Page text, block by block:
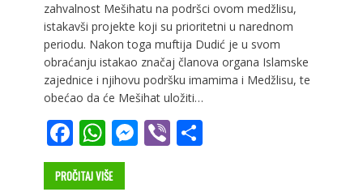
zahvalnost Mešihatu na podršci ovom medžlisu,
istakavši projekte koji su prioritetni u narednom
periodu. Nakon toga muftija Dudić je u svom
obraćanju istakao značaj članova organa Islamske
zajednice i njihovu podršku imamima i Medžlisu, te
obećao da će Mešihat uložiti…
F
ac
e
W
h
at
M Vi S
PROČITAJ VIŠE